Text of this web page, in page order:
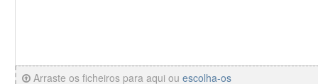
Arraste os ficheiros para aqui ou escolha-os